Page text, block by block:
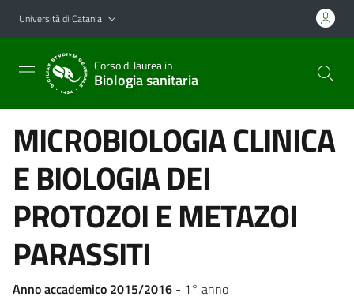
Vai al contenuto principale
Vai al menu di navigazione
Università di Catania
Corso di laurea in
Biologia sanitaria
MICROBIOLOGIA CLINICA
E BIOLOGIA DEI
PROTOZOI E METAZOI
PARASSITI
Anno accademico 2015/2016 - 1° anno